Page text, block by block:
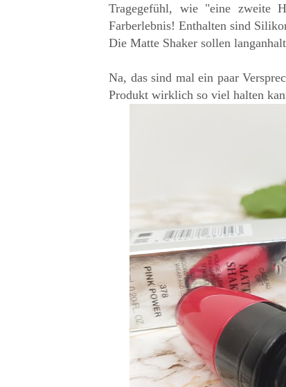
Tragegefühl, wie "eine zweite
Farberlebnis! Enthalten sind
Die Matte Shaker sollen
Na, das sind mal ein paar
Produkt wirklich so viel halten